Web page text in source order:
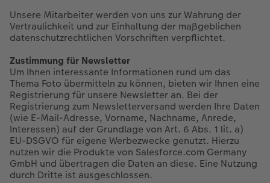
Unsere Mitarbeiter werden von uns zur Wahrung der
Vertraulichkeit und zur Einhaltung der maßgeblichen
datenschutzrechtlichen Vorschriften verpflichtet.
Zustimmung für Newsletter
Um Ihnen interessante Informationen rund um das
Thema Foto übermitteln zu können, bieten wir Ihnen eine
Registrierung für unsere Newsletter an. Bei der
Registrierung zum Newsletterversand werden Ihre Daten
(wie E-Mail-Adresse, Vorname, Nachname, Anrede,
Interessen) auf der Grundlage von Art. 6 Abs. 1 lit. a)
EU-DSGVO für eigene Werbezwecke genutzt. Hierzu
nutzen wir die Produkte von Salesforce.com Germany
GmbH und übertragen die Daten an diese. Eine Nutzung
durch Dritte ist ausgeschlossen.